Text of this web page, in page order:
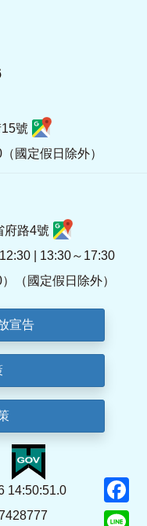
號
國定假日除外）
府路4號
| 13:30～17:30
（國定假日除外）
宣告
14:50:51.0